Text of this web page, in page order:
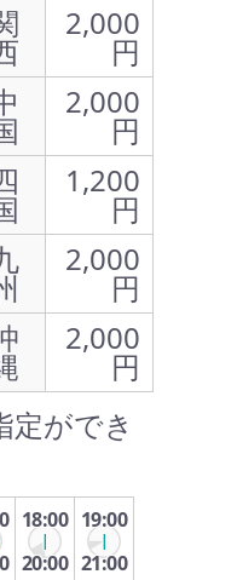
2,000
円
2,000
円
1,200
円
2,000
円
2,000
円
定ができ
18:00
20:00
19:00
21:00